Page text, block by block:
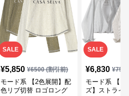
SALE
¥5,850 ¥6500(割引前)
モード系 【2色展開】配
色リブ切替 ロゴロング
SALE
¥6,830 ¥
モード系 【フ
ズ】ストライ